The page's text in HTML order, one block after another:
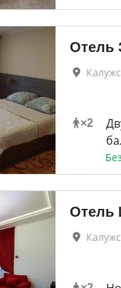
Отель
×2
Отель